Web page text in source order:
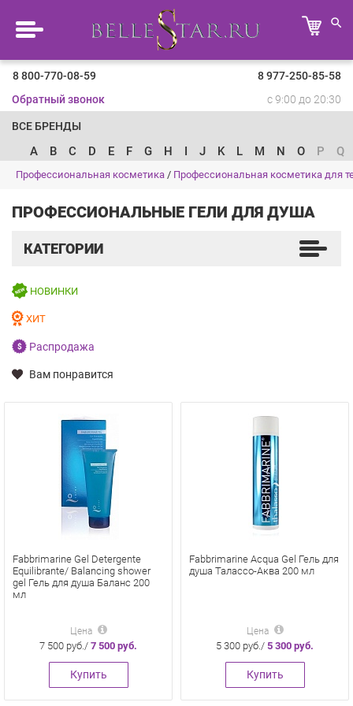
8 800-770-08-59
8 977-250-85-58
Обратный звонок
с 9:00 до 20:30
ВСЕ БРЕНДЫ
A B C D E F G H I J K L M N O P Q
Профессиональная косметика / Профессиональная косметика для
ПРОФЕССИОНАЛЬНЫЕ ГЕЛИ ДЛЯ ДУША
КАТЕГОРИИ
НОВИНКИ
ХИТ
Распродажа
Вам понравится
Fabbrimarine Gel Detergente
Equilibrante/ Balancing shower
gel Гель для душа Баланс 200
мл
Цена
7 500 руб./ 7 500 руб.
Купить
Fabbrimarine Acqua Gel Гель для
душа Талассо-Аква 200 мл
Цена
5 300 руб./ 5 300 руб.
Купить